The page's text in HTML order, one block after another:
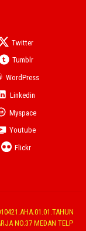
Twitter
Tumblr
WordPress
Linkedin
Myspace
Youtube
Flickr
NO.37 MEDAN TELP